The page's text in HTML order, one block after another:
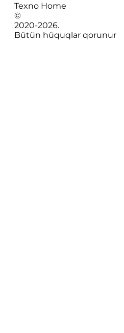
Texno Home
©
2020-2026.
Bütün hüquqlar qorunur